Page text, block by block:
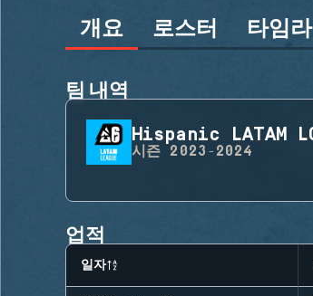
개요 로스터 타임
팀 내역
Hispanic LATAM
시즌 2023-2024
업적
일자